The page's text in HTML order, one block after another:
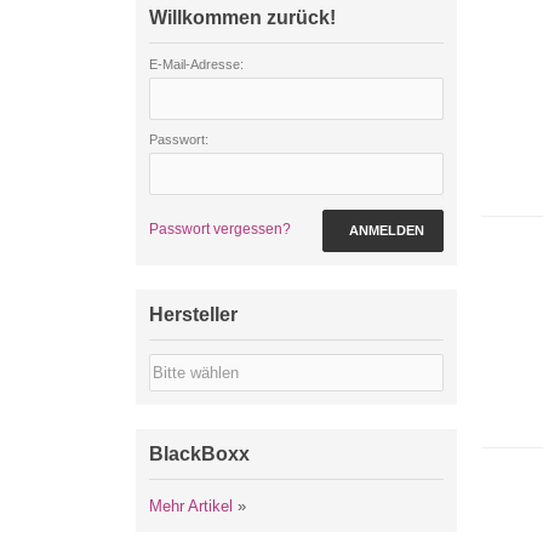
Willkommen zurück!
E-Mail-Adresse:
Passwort:
Passwort vergessen? ANMELDEN
Hersteller
BlackBoxx
Mehr Artikel »